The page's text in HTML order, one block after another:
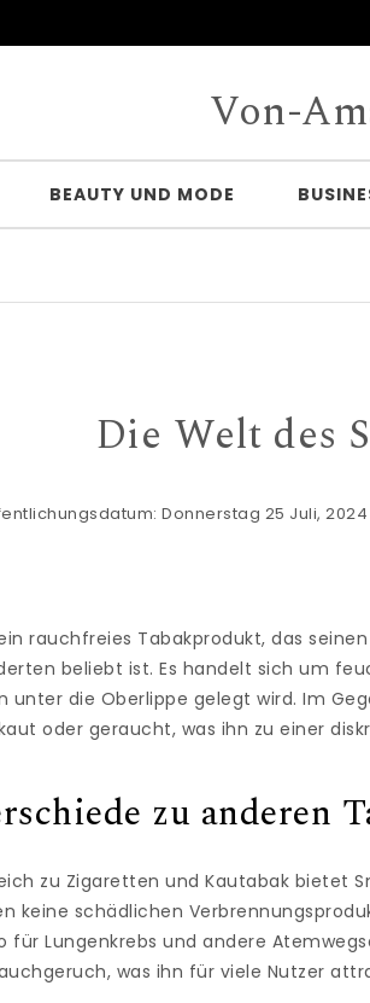
Von-
BEAUTY UND MODE
Die Welt des
Donnerstag 25 Juli, 2024
rauchfreies Tabakprodukt, das
beliebt ist. Es handelt sich um
unter die Oberlippe gelegt wird. Im
oder geraucht, was ihn zu einer
zu anderen
zu Zigaretten und Kautabak bietet
keine schädlichen
für Lungenkrebs und andere
was ihn für viele Nutzer